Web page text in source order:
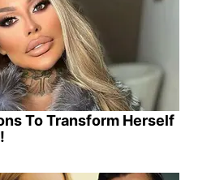
To Transform Herself